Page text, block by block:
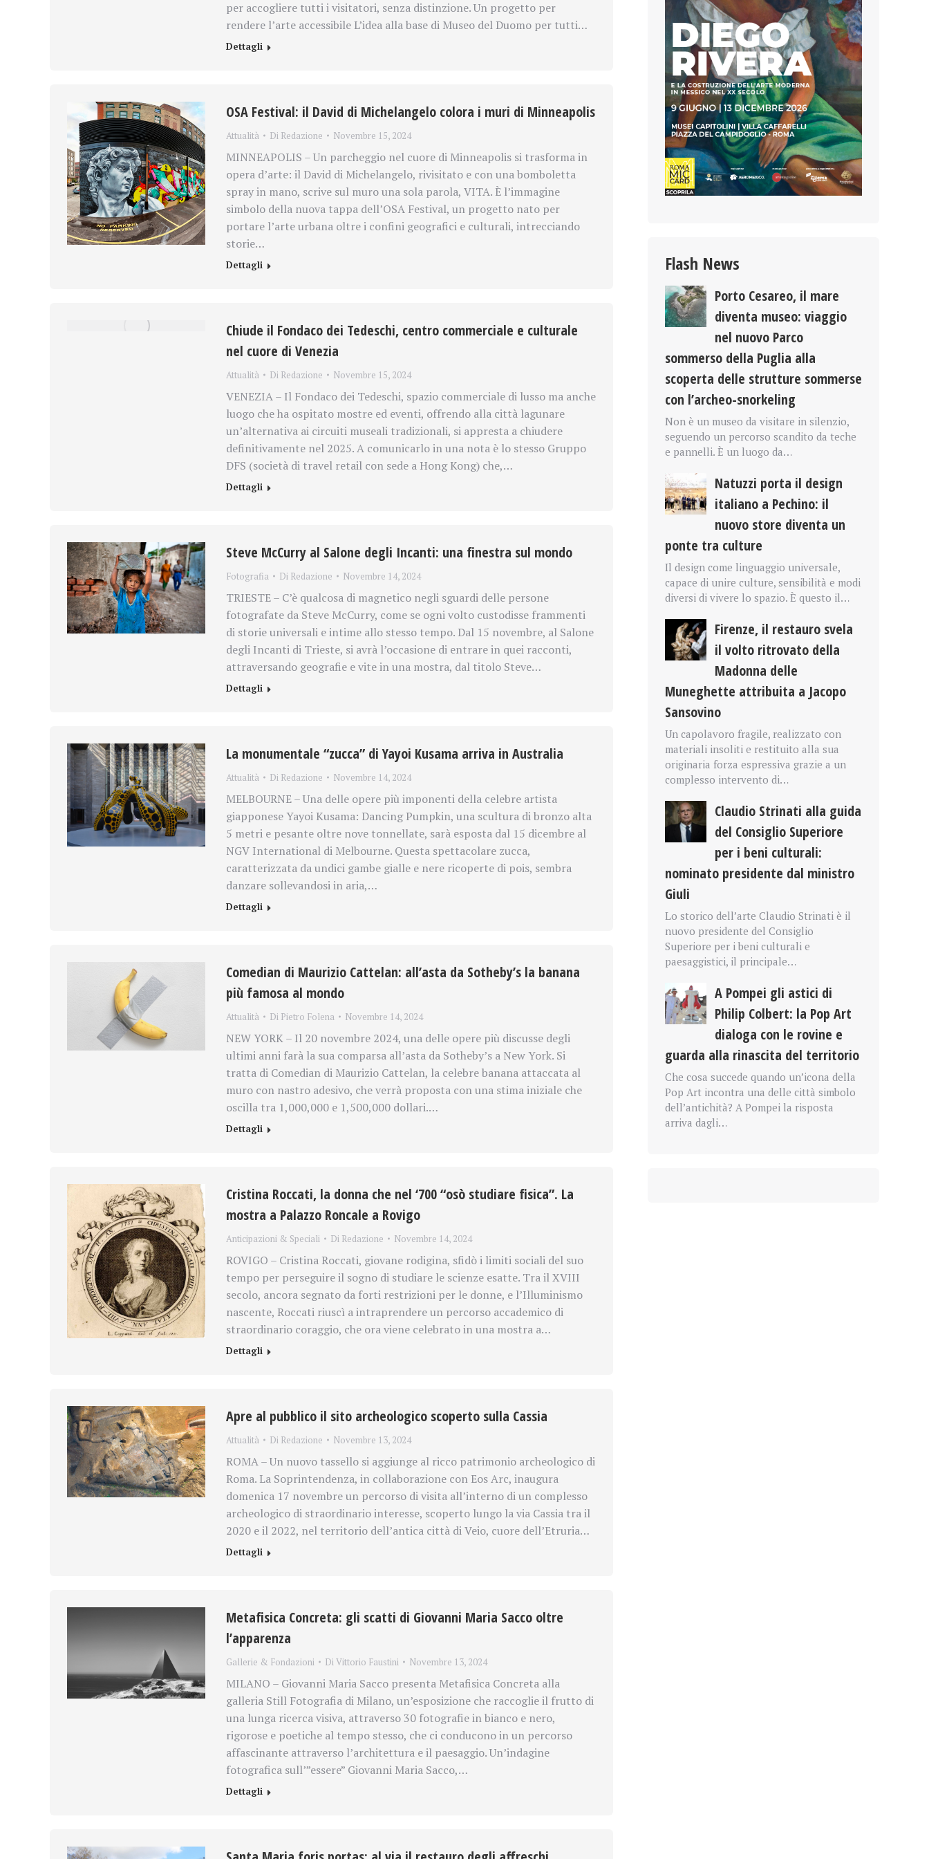
per accogliere tutti i visitatori, senza distinzione. Un progetto per
rendere l’arte accessibile L’idea alla base di Museo del Duomo per tutti…
Dettagli
OSA Festival: il David di Michelangelo colora i muri di Minneapolis
Attualità Di Redazione Novembre 15, 2024
MINNEAPOLIS – Un parcheggio nel cuore di Minneapolis si trasforma in
opera d’arte: il David di Michelangelo, rivisitato e con una bomboletta
spray in mano, scrive sul muro una sola parola, VITA. È l’immagine
simbolo della nuova tappa dell’OSA Festival, un progetto nato per
portare l’arte urbana oltre i confini geografici e culturali, intrecciando
storie…
Dettagli
Chiude il Fondaco dei Tedeschi, centro commerciale e culturale
nel cuore di Venezia
Attualità Di Redazione Novembre 15, 2024
VENEZIA – Il Fondaco dei Tedeschi, spazio commerciale di lusso ma anche
luogo che ha ospitato mostre ed eventi, offrendo alla città lagunare
un’alternativa ai circuiti museali tradizionali, si appresta a chiudere
definitivamente nel 2025. A comunicarlo in una nota è lo stesso Gruppo
DFS (società di travel retail con sede a Hong Kong) che,…
Dettagli
Steve McCurry al Salone degli Incanti: una finestra sul mondo
Fotografia Di Redazione Novembre 14, 2024
TRIESTE – C’è qualcosa di magnetico negli sguardi delle persone
fotografate da Steve McCurry, come se ogni volto custodisse frammenti
di storie universali e intime allo stesso tempo. Dal 15 novembre, al Salone
degli Incanti di Trieste, si avrà l’occasione di entrare in quei racconti,
attraversando geografie e vite in una mostra, dal titolo Steve…
Dettagli
La monumentale “zucca” di Yayoi Kusama arriva in Australia
Attualità Di Redazione Novembre 14, 2024
MELBOURNE – Una delle opere più imponenti della celebre artista
giapponese Yayoi Kusama: Dancing Pumpkin, una scultura di bronzo alta
5 metri e pesante oltre nove tonnellate, sarà esposta dal 15 dicembre al
NGV International di Melbourne. Questa spettacolare zucca,
caratterizzata da undici gambe gialle e nere ricoperte di pois, sembra
danzare sollevandosi in aria,…
Dettagli
Comedian di Maurizio Cattelan: all’asta da Sotheby’s la banana
più famosa al mondo
Attualità Di Pietro Folena Novembre 14, 2024
NEW YORK – Il 20 novembre 2024, una delle opere più discusse degli
ultimi anni farà la sua comparsa all’asta da Sotheby’s a New York. Si
tratta di Comedian di Maurizio Cattelan, la celebre banana attaccata al
muro con nastro adesivo, che verrà proposta con una stima iniziale che
oscilla tra 1,000,000 e 1,500,000 dollari.…
Dettagli
Cristina Roccati, la donna che nel ‘700 “osò studiare fisica”. La
mostra a Palazzo Roncale a Rovigo
Anticipazioni & Speciali Di Redazione Novembre 14, 2024
ROVIGO – Cristina Roccati, giovane rodigina, sfidò i limiti sociali del suo
tempo per perseguire il sogno di studiare le scienze esatte. Tra il XVIII
secolo, ancora segnato da forti restrizioni per le donne, e l’Illuminismo
nascente, Roccati riuscì a intraprendere un percorso accademico di
straordinario coraggio, che ora viene celebrato in una mostra a…
Dettagli
Apre al pubblico il sito archeologico scoperto sulla Cassia
Attualità Di Redazione Novembre 13, 2024
ROMA – Un nuovo tassello si aggiunge al ricco patrimonio archeologico di
Roma. La Soprintendenza, in collaborazione con Eos Arc, inaugura
domenica 17 novembre un percorso di visita all’interno di un complesso
archeologico di straordinario interesse, scoperto lungo la via Cassia tra il
2020 e il 2022, nel territorio dell’antica città di Veio, cuore dell’Etruria…
Dettagli
Metafisica Concreta: gli scatti di Giovanni Maria Sacco oltre
l’apparenza
Gallerie & Fondazioni Di Vittorio Faustini Novembre 13, 2024
MILANO – Giovanni Maria Sacco presenta Metafisica Concreta alla
galleria Still Fotografia di Milano, un’esposizione che raccoglie il frutto di
una lunga ricerca visiva, attraverso 30 fotografie in bianco e nero,
rigorose e poetiche al tempo stesso, che ci conducono in un percorso
affascinante attraverso l’architettura e il paesaggio. Un’indagine
fotografica sull’”essere” Giovanni Maria Sacco,…
Dettagli
Flash News
Porto Cesareo, il mare
diventa museo: viaggio
nel nuovo Parco
sommerso della Puglia alla
scoperta delle strutture sommerse
con l’archeo-snorkeling
Non è un museo da visitare in silenzio,
seguendo un percorso scandito da teche
e pannelli. È un luogo da…
Natuzzi porta il design
italiano a Pechino: il
nuovo store diventa un
ponte tra culture
Il design come linguaggio universale,
capace di unire culture, sensibilità e modi
diversi di vivere lo spazio. È questo il…
Firenze, il restauro svela
il volto ritrovato della
Madonna delle
Muneghette attribuita a Jacopo
Sansovino
Un capolavoro fragile, realizzato con
materiali insoliti e restituito alla sua
originaria forza espressiva grazie a un
complesso intervento di…
Claudio Strinati alla guida
del Consiglio Superiore
per i beni culturali:
nominato presidente dal ministro
Giuli
Lo storico dell’arte Claudio Strinati è il
nuovo presidente del Consiglio
Superiore per i beni culturali e
paesaggistici, il principale…
A Pompei gli astici di
Philip Colbert: la Pop Art
dialoga con le rovine e
guarda alla rinascita del territorio
Che cosa succede quando un’icona della
Pop Art incontra una delle città simbolo
dell’antichità? A Pompei la risposta
arriva dagli…